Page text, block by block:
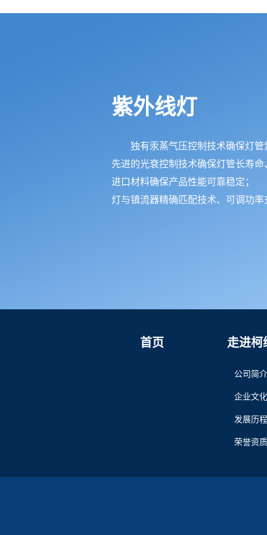
紫外线灯
独有汞蒸气压控制技术确保灯
先进的光衰控制技术确保灯管长寿命
进口材料确保产品性能可靠稳定；
灯与镇流器精确匹配技术、可调功
首页 走进柯
公司简介
企业文化
发展历程
荣誉资质